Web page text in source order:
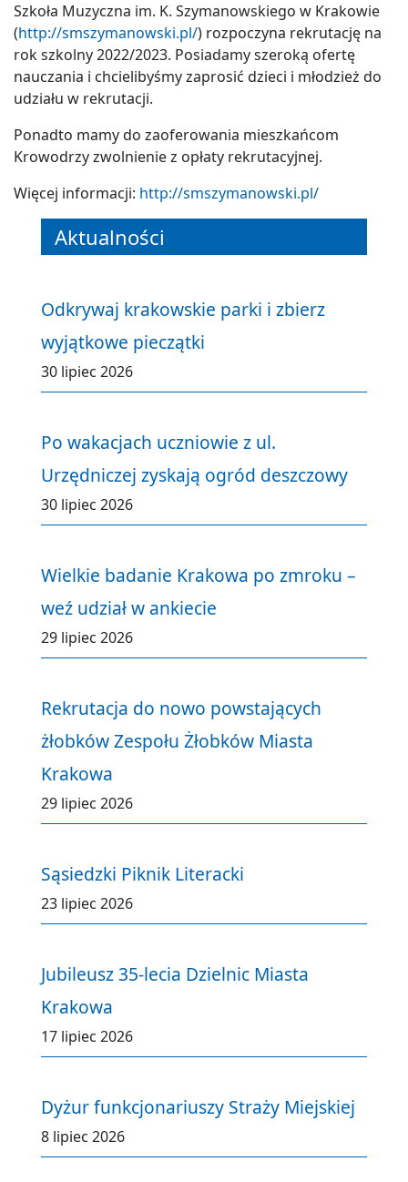
Szkoła Muzyczna im. K. Szymanowskiego w Krakowie
(http://smszymanowski.pl/) rozpoczyna rekrutację na
rok szkolny 2022/2023. Posiadamy szeroką ofertę
nauczania i chcielibyśmy zaprosić dzieci i młodzież do
udziału w rekrutacji.
Ponadto mamy do zaoferowania mieszkańcom
Krowodrzy zwolnienie z opłaty rekrutacyjnej.
Więcej informacji: http://smszymanowski.pl/
Aktualności
Odkrywaj krakowskie parki i zbierz
wyjątkowe pieczątki
30 lipiec 2026
Po wakacjach uczniowie z ul.
Urzędniczej zyskają ogród deszczowy
30 lipiec 2026
Wielkie badanie Krakowa po zmroku –
weź udział w ankiecie
29 lipiec 2026
Rekrutacja do nowo powstających
żłobków Zespołu Żłobków Miasta
Krakowa
29 lipiec 2026
Sąsiedzki Piknik Literacki
23 lipiec 2026
Jubileusz 35-lecia Dzielnic Miasta
Krakowa
17 lipiec 2026
Dyżur funkcjonariuszy Straży Miejskiej
8 lipiec 2026